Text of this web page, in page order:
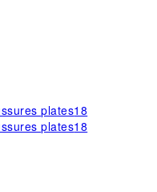
plates18
plates18